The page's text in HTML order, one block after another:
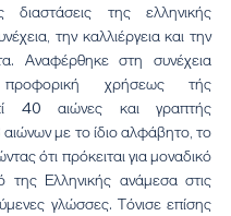
διαστάσεις της ελληνικής
την καλλιέργεια και την
Αναφέρθηκε στη συνέχεια
προφορική χρήσεως τής
40 αιώνες και γραπτής
με το ίδιο αλφάβητο, το
ότι πρόκειται για μοναδικό
της Ελληνικής ανάμεσα στις
γλώσσες. Τόνισε επίσης